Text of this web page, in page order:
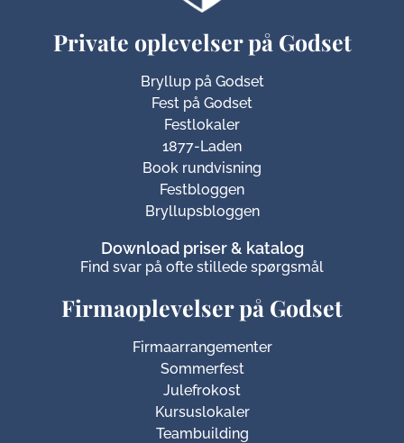
Private oplevelser på Godset
Bryllup på Godset
Fest på Godset
Festlokaler
1877-Laden
Book rundvisning
Festbloggen
Bryllupsbloggen
Download priser & katalog
Find svar på ofte stillede spørgsmål
Firmaoplevelser på Godset
Firmaarrangementer
Sommerfest
Julefrokost
Kursuslokaler
Teambuilding